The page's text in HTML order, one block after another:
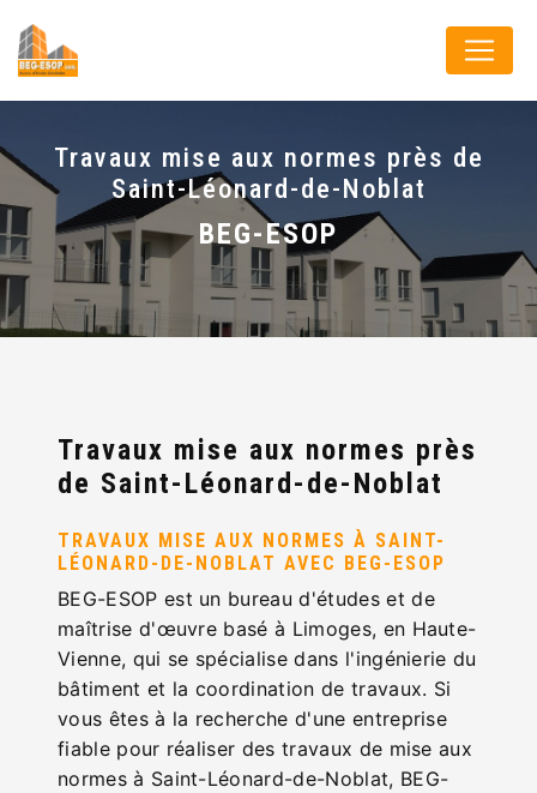
Travaux mise aux normes près de
Saint-Léonard-de-Noblat
BEG-ESOP
Travaux mise aux normes près
de Saint-Léonard-de-Noblat
TRAVAUX MISE AUX NORMES À SAINT-
LÉONARD-DE-NOBLAT AVEC BEG-ESOP
BEG-ESOP est un bureau d'études et de
maîtrise d'œuvre basé à Limoges, en Haute-
Vienne, qui se spécialise dans l'ingénierie du
bâtiment et la coordination de travaux. Si
vous êtes à la recherche d'une entreprise
fiable pour réaliser des travaux de mise aux
normes à Saint-Léonard-de-Noblat, BEG-